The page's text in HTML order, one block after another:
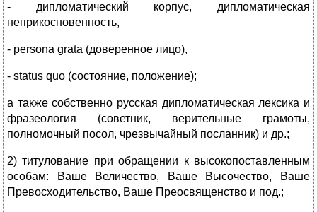
- дипломатический корпус, дипломатическая
неприкосновенность,
- persona grata (доверенное лицо),
- status quo (состояние, положение);
а также собственно русская дипломатическая лексика и
фразеология (советник, верительные грамоты,
полномочный посол, чрезвычайный посланник) и др.;
2) титулование при обращении к высокопоставленным
особам: Ваше Величество, Ваше Высочество, Ваше
Превосходительство, Ваше Преосвященство и под.;